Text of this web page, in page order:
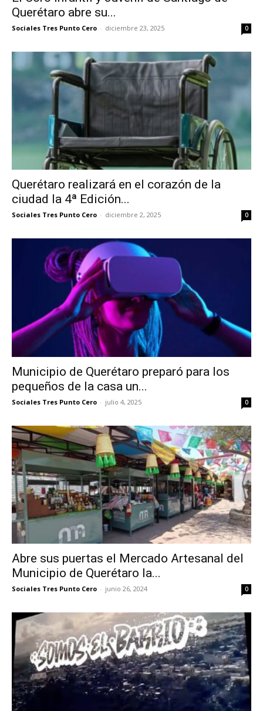
Querétaro abre su...
Sociales Tres Punto Cero - diciembre 23, 2025 0
Querétaro realizará en el corazón de la
ciudad la 4ª Edición...
Sociales Tres Punto Cero - diciembre 2, 2025 0
Municipio de Querétaro preparó para los
pequeños de la casa un...
Sociales Tres Punto Cero - julio 4, 2025 0
Abre sus puertas el Mercado Artesanal del
Municipio de Querétaro la...
Sociales Tres Punto Cero - junio 26, 2024 0